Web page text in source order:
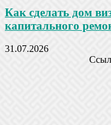
Как сделать дом
капитального
31.07.2026